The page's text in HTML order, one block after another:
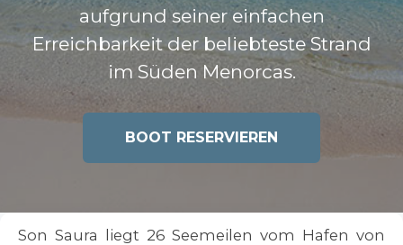
aufgrund seiner einfachen
Erreichbarkeit der beliebteste Strand
im Süden Menorcas.
BOOT RESERVIEREN
Son Saura liegt 26 Seemeilen vom Hafen von